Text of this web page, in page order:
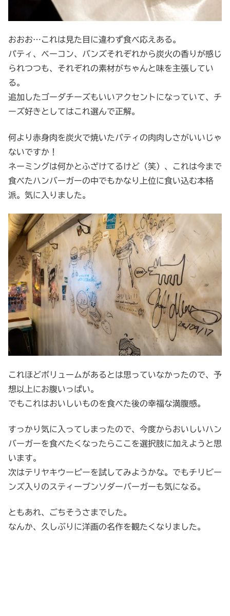
おおお…これは見た目に違わず食べ応えある。
パティ、ベーコン、バンズそれぞれから炭火の香りが感じ
られつつも、それぞれの素材がちゃんと味を主張してい
る。
追加したゴーダチーズもいいアクセントになっていて、チ
ーズ好きとしてはこれ選んで正解。
何より赤身肉を炭火で焼いたパティの肉肉しさがいいじゃ
ないですか！
ネーミングは何かとふざけてるけど（笑）、これは今まで
食べたハンバーガーの中でもかなり上位に食い込む本格
派。気に入りました。
これほどボリュームがあるとは思っていなかったので、予
想以上にお腹いっぱい。
でもこれはおいしいものを食べた後の幸福な満腹感。
すっかり気に入ってしまったので、今度からおいしいハン
バーガーを食べたくなったらここを選択肢に加えようと思
います。
次はテリヤキウーピーを試してみようかな。でもチリビー
ンズ入りのスティーブンソダーバーガーも気になる。
ともあれ、ごちそうさまでした。
なんか、久しぶりに洋画の名作を観たくなりました。